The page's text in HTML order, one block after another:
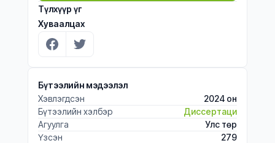
Түлхүүр үг
Хуваалцах
Бүтээлийн мэдээлэл
Хэвлэгдсэн
2024 он
Бүтээлийн хэлбэр
Диссертаци
Агуулга
Улс төр
Үзсэн
279